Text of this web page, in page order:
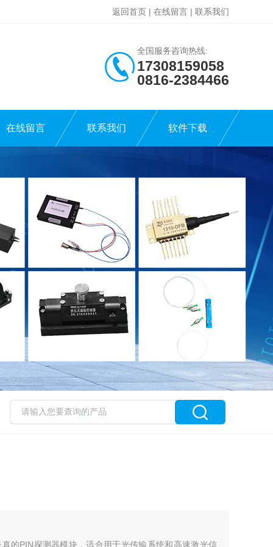
返回首页 | 在线留言 | 联系我们
全国服务咨询热线:
17308159058
0816-2384466
在线留言 联系我们 软件下载
的PIN探测器模块，适合用于光传输系统和高速激光信